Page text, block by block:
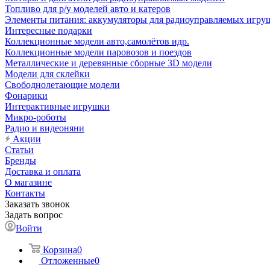
Топливо для р/у моделей авто и катеров
Элементы питания: аккумуляторы для радиоуправляемых
Интересные подарки
Коллекционные модели авто,самолётов идр.
Коллекционные модели паровозов и поездов
Металлические и деревянные сборные 3D модели
Модели для склейки
Свободнолетающие модели
Фонарики
Интерактивные игрушки
Микро-роботы
Радио и видеоняни
Акции
Статьи
Бренды
Доставка и оплата
О магазине
Контакты
Заказать звонок
Задать вопрос
Войти
Корзина0
Отложенные0